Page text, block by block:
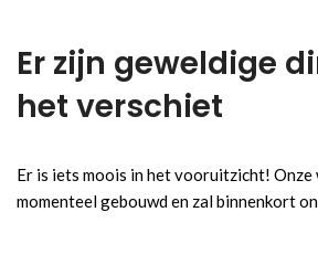
Er zijn geweldige
het verschiet
Er is iets moois in het vooruitzicht!
momenteel gebouwd en zal binnenkort